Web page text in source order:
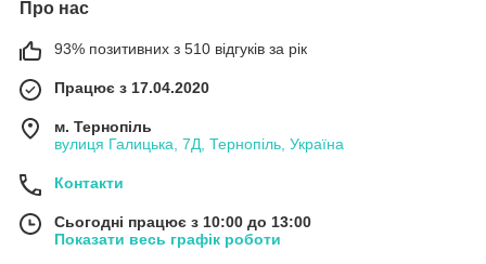
Про нас
93% позитивних з 510 відгуків за рік
Працює з 17.04.2020
м. Тернопіль
вулиця Галицька, 7Д, Тернопіль, Україна
Контакти
Сьогодні працює з 10:00 до 13:00
Показати весь графік роботи